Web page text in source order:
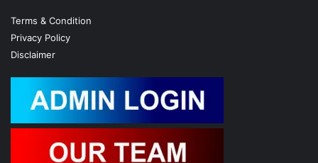
Terms & Condition
Privacy Policy
Disclaimer